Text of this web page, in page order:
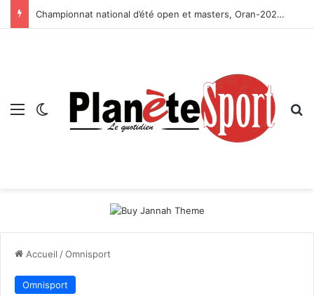
Championnat national d’été open et masters, Oran-2026 — Le CRB s’adjuge le titre
Menu Switch skin
Accueil /Omnisport
Omnisport